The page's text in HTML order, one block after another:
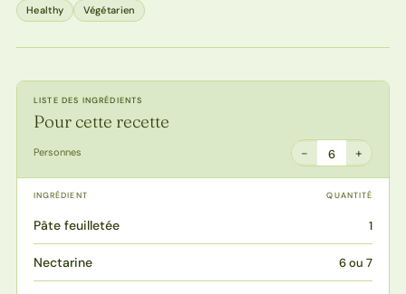
Healthy Végétarien
LISTE DES INGRÉDIENTS
Pour cette recette
Personnes − 6 +
INGRÉDIENT QUANTITÉ
Pâte feuilletée 1
Nectarine 6 ou 7